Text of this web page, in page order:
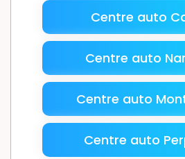
Centre auto
Centre auto
Centre auto
Centre auto